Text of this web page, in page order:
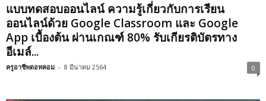
แบบทดสอบออนไลน์ ความรู้เกี่ยวกับการเรียน
ออนไลน์ด้วย Google Classroom และ Google
App เบื้องต้น ผ่านเกณฑ์ 80% รับเกียรติบัตรทาง
อีเมล์...
ครูอาชีพดอทคอม - 8 มีนาคม 2564 0